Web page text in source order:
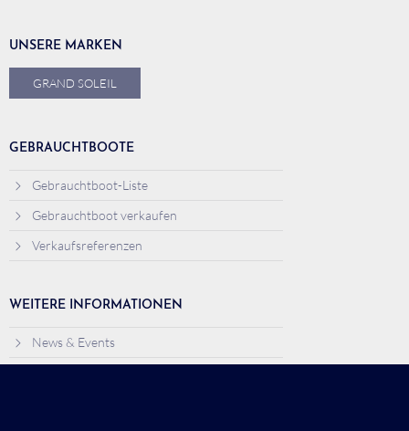
UNSERE MARKEN
GRAND SOLEIL
GEBRAUCHTBOOTE
Gebrauchtboot-Liste
Gebrauchtboot verkaufen
Verkaufsreferenzen
WEITERE INFORMATIONEN
News & Events